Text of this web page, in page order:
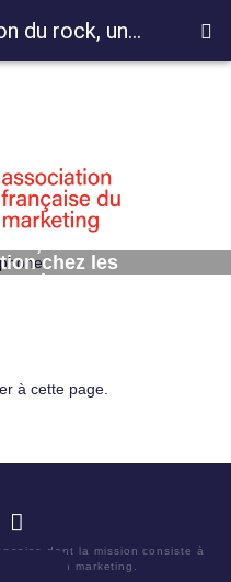
chez les
rocks
à cette page.
dont la mission consiste à
en marketing.
13643 La perception du rock, une dimension essentielle de la satisfaction chez les spectateurs des festivals rocks